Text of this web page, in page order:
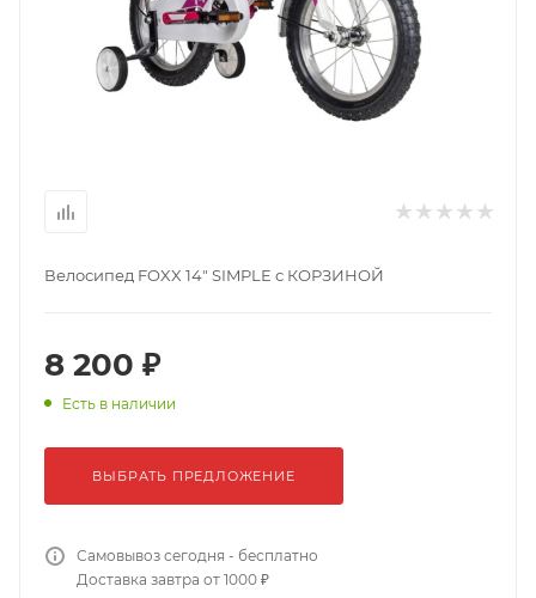
Велосипед FOXX 14" SIMPLE с КОРЗИНОЙ
8 200 ₽
Есть в наличии
ВЫБРАТЬ ПРЕДЛОЖЕНИЕ
Самовывоз сегодня - бесплатно
Доставка завтра от 1000 ₽